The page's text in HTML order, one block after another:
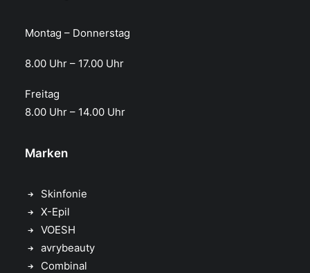
Montag – Donnerstag
8.00 Uhr – 17.00 Uhr​
Freitag
8.00 Uhr – 14.00 Uhr
Marken
Skinfonie
X-Epil
VOESH
avrybeauty
Combinal